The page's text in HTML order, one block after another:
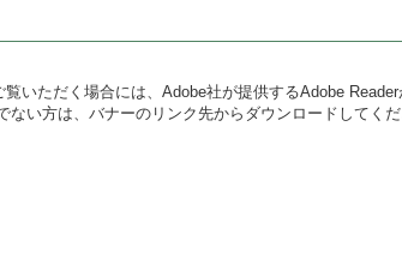
いただく場合には、Adobe社が提供するAdobe Reader
ない方は、バナーのリンク先からダウンロードしてくだ